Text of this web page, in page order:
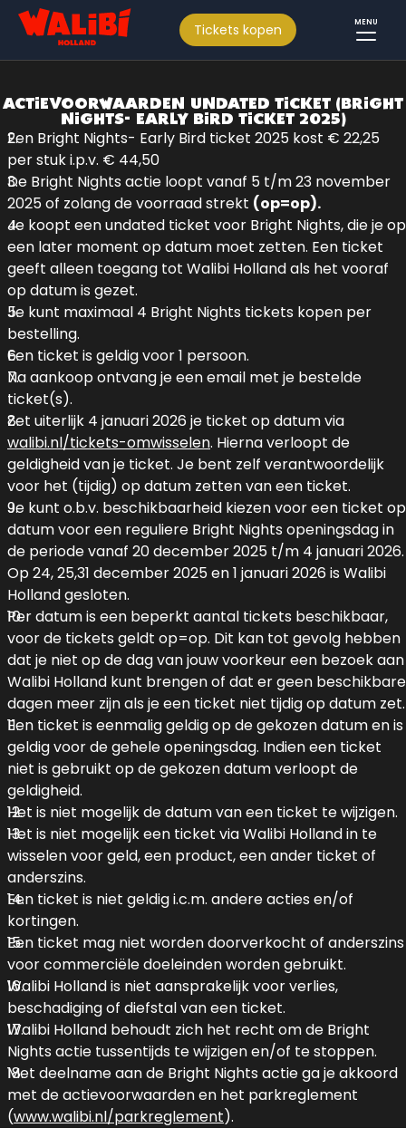
Tickets kopen MENU
ACTIEVOORWAARDEN UNDATED TICKET (BRIGHT
NIGHTS- EARLY BIRD TICKET 2025)
Een Bright Nights- Early Bird ticket 2025 kost € 22,25
per stuk i.p.v. € 44,50
De Bright Nights actie loopt vanaf 5 t/m 23 november
2025 of zolang de voorraad strekt (op=op).
Je koopt een undated ticket voor Bright Nights, die je op
een later moment op datum moet zetten. Een ticket
geeft alleen toegang tot Walibi Holland als het vooraf
op datum is gezet.
Je kunt maximaal 4 Bright Nights tickets kopen per
bestelling.
Een ticket is geldig voor 1 persoon.
Na aankoop ontvang je een email met je bestelde
ticket(s).
Zet uiterlijk 4 januari 2026 je ticket op datum via
walibi.nl/tickets-omwisselen. Hierna verloopt de
geldigheid van je ticket. Je bent zelf verantwoordelijk
voor het (tijdig) op datum zetten van een ticket.
Je kunt o.b.v. beschikbaarheid kiezen voor een ticket op
datum voor een reguliere Bright Nights openingsdag in
de periode vanaf 20 december 2025 t/m 4 januari 2026.
Op 24, 25,31 december 2025 en 1 januari 2026 is Walibi
Holland gesloten.
Per datum is een beperkt aantal tickets beschikbaar,
voor de tickets geldt op=op. Dit kan tot gevolg hebben
dat je niet op de dag van jouw voorkeur een bezoek aan
Walibi Holland kunt brengen of dat er geen beschikbare
dagen meer zijn als je een ticket niet tijdig op datum zet.
Een ticket is eenmalig geldig op de gekozen datum en is
geldig voor de gehele openingsdag. Indien een ticket
niet is gebruikt op de gekozen datum verloopt de
geldigheid.
Het is niet mogelijk de datum van een ticket te wijzigen.
Het is niet mogelijk een ticket via Walibi Holland in te
wisselen voor geld, een product, een ander ticket of
anderszins.
Een ticket is niet geldig i.c.m. andere acties en/of
kortingen.
Een ticket mag niet worden doorverkocht of anderszins
voor commerciële doeleinden worden gebruikt.
Walibi Holland is niet aansprakelijk voor verlies,
beschadiging of diefstal van een ticket.
Walibi Holland behoudt zich het recht om de Bright
Nights actie tussentijds te wijzigen en/of te stoppen.
Met deelname aan de Bright Nights actie ga je akkoord
met de actievoorwaarden en het parkreglement
(www.walibi.nl/parkreglement).